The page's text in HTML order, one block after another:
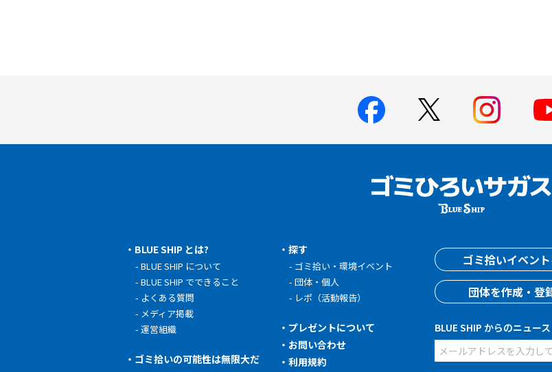
BLUE SHIP とは?
BLUE SHIP について
BLUE SHIP でできること
よくある質問
メディア掲載
運営組織
ゴミ拾いの可能性は無限大だ
探す
ゴミ拾い・環境イベント
団体・個人
レポ（活動報告）
プレゼントについて
お問い合わせ
利用規約
ゴミ拾いイベン
団体を作成・登
BLUE SHIP からのニュー